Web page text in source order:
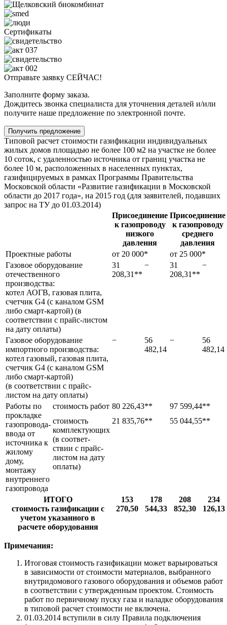
Сертификаты
Отправьте заявку СЕЙЧАС!
Заполните форму заказа.
Дождитесь звонка специалиста для уточнения деталей и/или
получите наше предложение по электронной почте.
Получить предложение
Типовой расчет стоимости газификации индивидуальных
жилых домов площадью не более 100 м2 на участке не более
10 соток, с удаленностью источника от границ участка не
более 10 м, расположенных в населенных пунктах,
газифицируемых в рамках Программы Правительства
Московской области «Развитие газификации в Московской
области до 2017 года», на 2015 год (для заявителей, подавших
запрос на ТУ до 01.03.2014)
Присоединение
к газопроводу
низкого
давления
Присоединение
к газопроводу
среднего
давления
Проектные работы
от 20 000*
от 25 000*
Газовое оборудование
отечественного
производства:
котел АОГВ, газовая плита,
счетчик G4 (с каналом GSM
либо смарт-картой) (в
соответствии с прайс-листом
на дату оплаты)
31
208,31**
−
31
208,31**
−
Газовое оборудование
импортного производства:
котел газовый, газовая плита,
счетчик G4 (с каналом GSM
либо смарт-картой)
(в соответствии с прайс-
листом на дату оплаты)
−
56
482,14
−
56
482,14
Работы по
прокладке
газопровода-
ввода от
источника к
жилому
дому,
монтажу
внутреннего
газопровода
стоимость работ 80 226,43**
97 599,44**
стоимость
комплектующих
(в соответ-
ствии с прайс-
листом на дату
оплаты)
21 835,76** 55 044,55**
ИТОГО
стоимость газификации с
учетом указанного в
расчете оборудования
153
270,50
178
544,33
208
852,30
234
126,13
Примечания:
Итоговая стоимость газификации может варьироваться
в зависимости от стоимости материалов, выбранного
внутридомового газового оборудования и объемов работ
в соответствии с утвержденным проектом. Стоимость
работ по первичному пуску газа и наладке оборудования
в типовой расчет стоимости не включена.
01.03.2014 вступили в силу Правила подключения